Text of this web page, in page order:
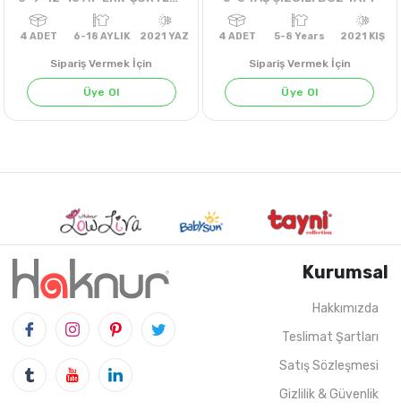
Sipariş Vermek İçin
Üye Ol
Sipariş Vermek İçin
Üye Ol
Kurumsal
Hakkımızda
Teslimat Şartları
Satış Sözleşmesi
Gizlilik & Güvenlik